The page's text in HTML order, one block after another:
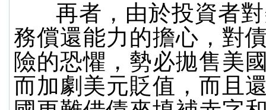
再者，由於投資者
務償還能力的擔心，對
險的恐懼，勢必拋售美
而加劇美元貶值，而且